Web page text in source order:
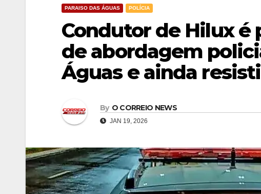
PARAISO DAS ÁGUAS POLÍCIA
Condutor de Hilux
de abordagem
Águas e ainda
By O CORREIO NEWS
JAN 19, 2026